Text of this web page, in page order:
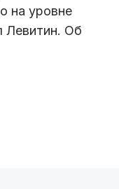
на уровне
Левитин. Об